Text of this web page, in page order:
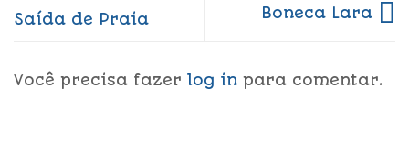
Saída de Praia
Boneca Lara
Você precisa fazer log in para comentar.